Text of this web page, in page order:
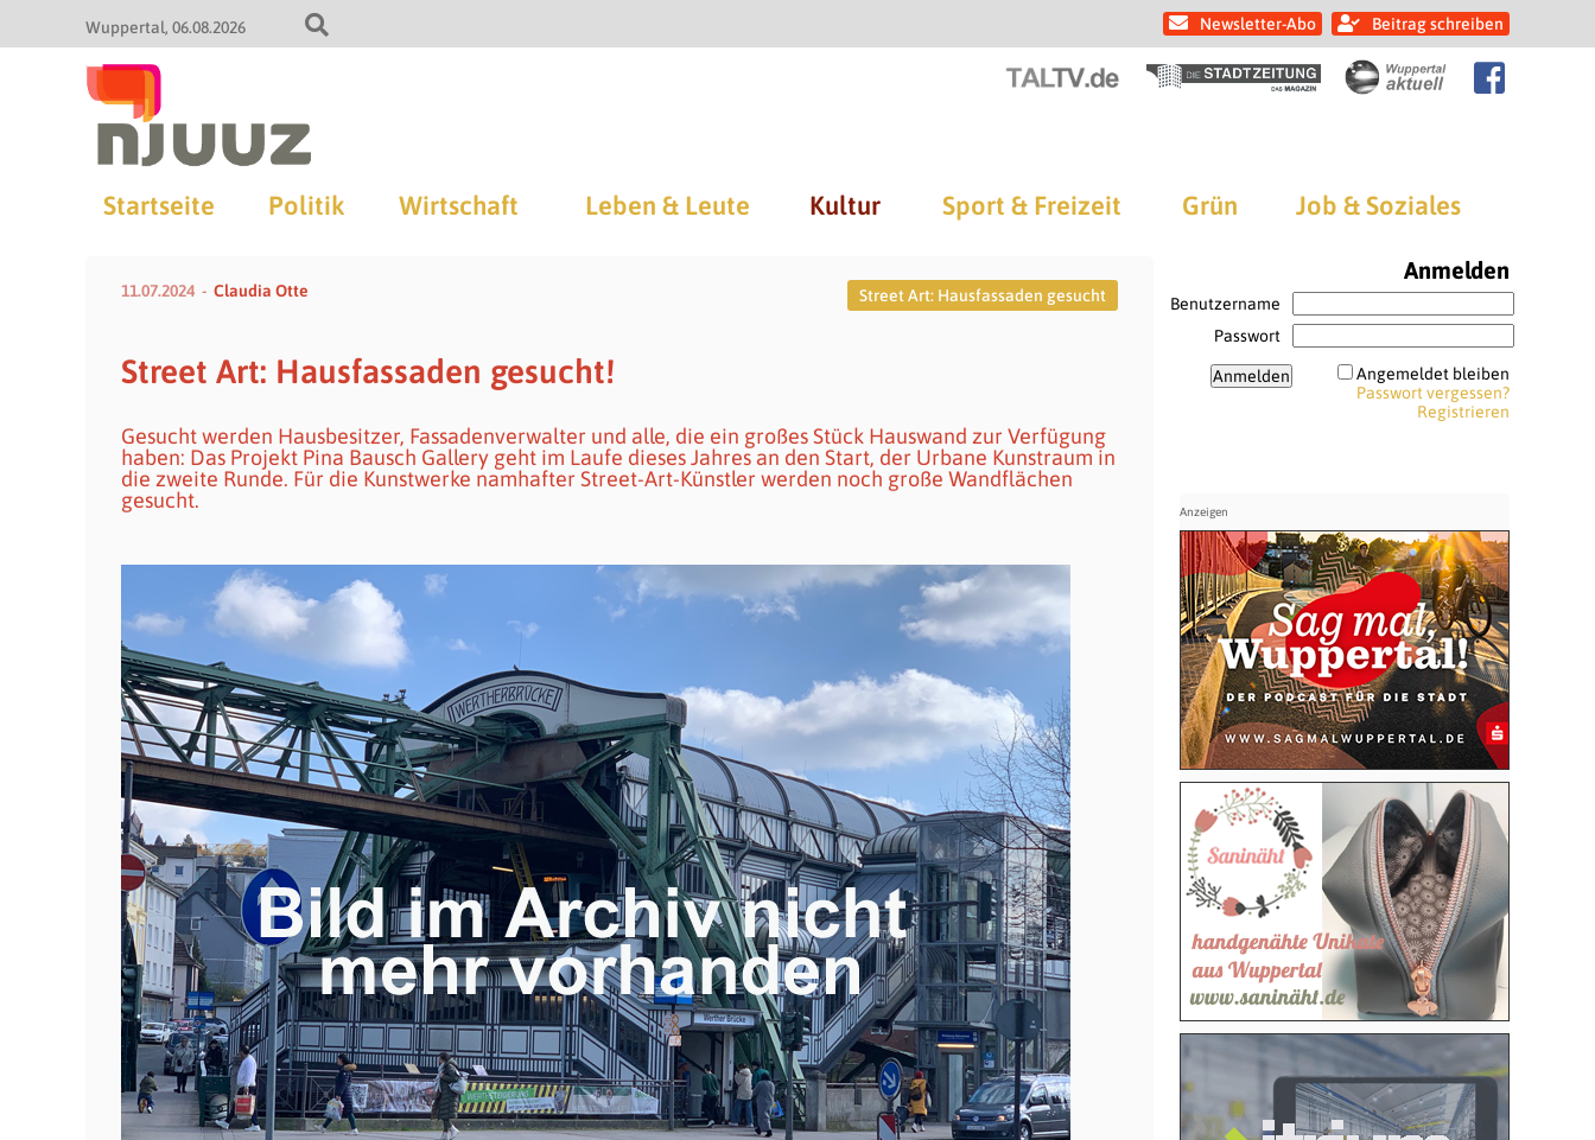
Wuppertal 06.08.2026 Newsletter-Abo Beitrag schreiben
Startseite Politik Wirtschaft Leben & Leute Kultur Sport & Freizeit Grün Job & Soziales
11.07.2024 Claudia Otte Street Art: Hausfassaden gesucht
Street Art: Hausfassaden gesucht!
Gesucht werden Hausbesitzer, Fassadenverwalter und alle, die ein großes Stück Hauswand zur Verfügung
haben: Das Projekt Pina Bausch Gallery geht im Laufe dieses Jahres an den Start, der Urbane Kunstraum in
die zweite Runde. Für die Kunstwerke namhafter Street-Art-Künstler werden noch große Wandflächen
gesucht.
Anmelden
Benutzername
Passwort
Angemeldet bleiben
Passwort vergessen?
Registrieren